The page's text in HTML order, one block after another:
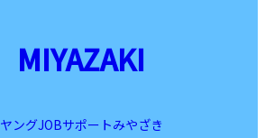
MIYAZAKI
ヤングJOBサポートみやざき